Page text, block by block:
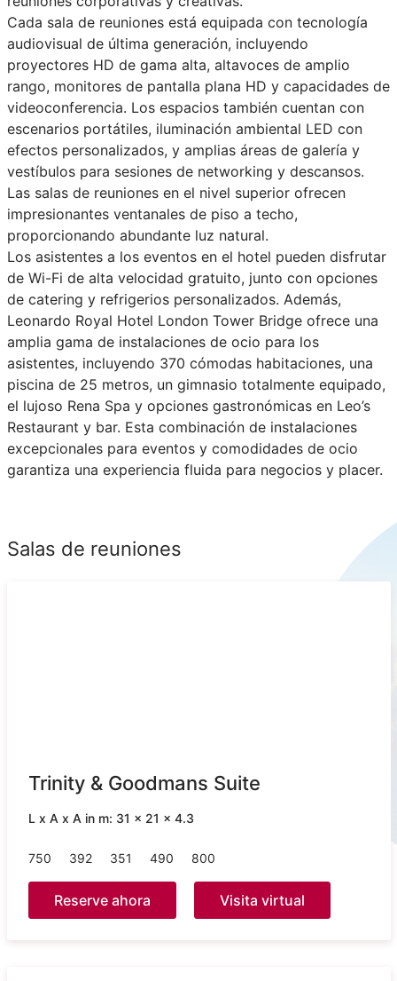
Cada sala de reuniones está equipada con tecnología
audiovisual de última generación, incluyendo
proyectores HD de gama alta, altavoces de amplio
rango, monitores de pantalla plana HD y capacidades de
videoconferencia. Los espacios también cuentan con
escenarios portátiles, iluminación ambiental LED con
efectos personalizados, y amplias áreas de galería y
vestíbulos para sesiones de networking y descansos.
Las salas de reuniones en el nivel superior ofrecen
impresionantes ventanales de piso a techo,
proporcionando abundante luz natural.
Los asistentes a los eventos en el hotel pueden disfrutar
de Wi-Fi de alta velocidad gratuito, junto con opciones
de catering y refrigerios personalizados. Además,
Leonardo Royal Hotel London Tower Bridge ofrece una
amplia gama de instalaciones de ocio para los
asistentes, incluyendo 370 cómodas habitaciones, una
piscina de 25 metros, un gimnasio totalmente equipado,
el lujoso Rena Spa y opciones gastronómicas en Leo’s
Restaurant y bar. Esta combinación de instalaciones
excepcionales para eventos y comodidades de ocio
garantiza una experiencia fluida para negocios y placer.
Salas de reuniones
Trinity & Goodmans Suite
L x A x A in m: 31 x 21 x 4.3
750 392 351 490 800
Reserve ahora Visita virtual